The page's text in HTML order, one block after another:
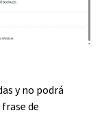
y no podrá
de